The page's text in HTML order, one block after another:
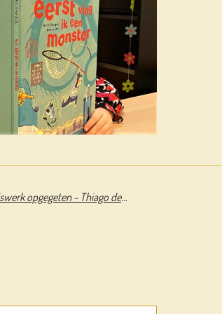
Een mummie heeft mijn huiswerk opgegeten - Thiago de Moraes